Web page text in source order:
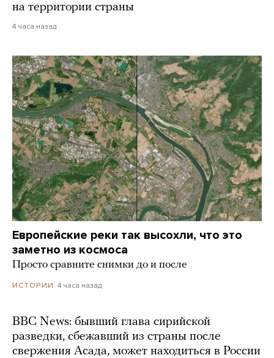
на территории страны
4 часа назад
Европейские реки так высохли, что это
заметно из космоса
Просто сравните снимки до и после
ИСТОРИИ 4 часа назад
BBC News: бывший глава сирийской
разведки, сбежавший из страны после
свержения Асада, может находиться в России